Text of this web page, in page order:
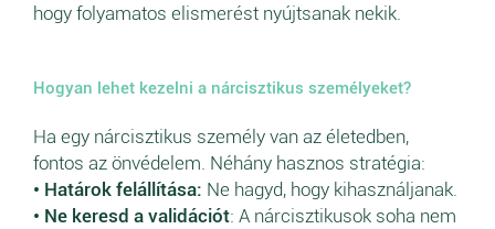
hogy folyamatos elismerést nyújtsanak nekik.
Hogyan lehet kezelni a nárcisztikus személyeket?
Ha egy nárcisztikus személy van az életedben,
fontos az önvédelem. Néhány hasznos stratégia:
• Határok felállítása: Ne hagyd, hogy kihasználjanak.
• Ne keresd a validációt: A nárcisztikusok soha nem